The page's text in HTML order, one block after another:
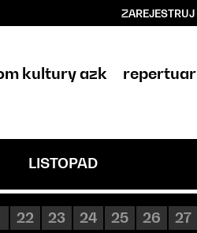
ZAREJESTRUJ
kultury azk repertuar
LISTOPAD
22 23 24 25 26 27